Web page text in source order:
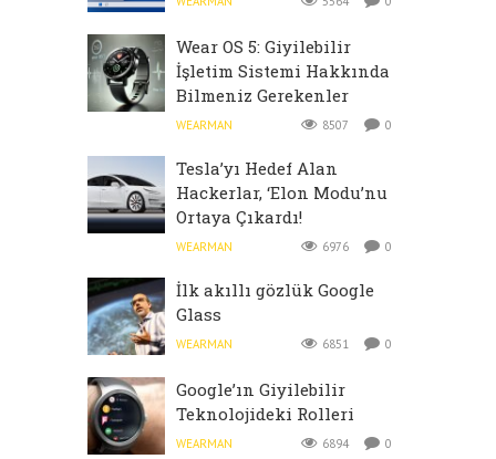
Wear OS 5: Giyilebilir
İşletim Sistemi Hakkında
Bilmeniz Gerekenler
WEARMAN 8507 0
Tesla’yı Hedef Alan
Hackerlar, ‘Elon Modu’nu
Ortaya Çıkardı!
WEARMAN 6976 0
İlk akıllı gözlük Google
Glass
WEARMAN 6851 0
Google’ın Giyilebilir
Teknolojideki Rolleri
WEARMAN 6894 0